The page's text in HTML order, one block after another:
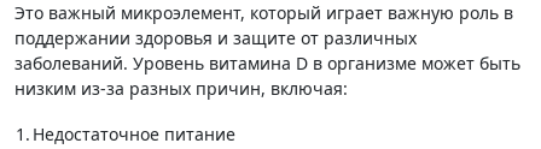
Это важный микроэлемент, который играет важную роль в
поддержании здоровья и защите от различных
заболеваний. Уровень витамина D в организме может быть
низким из-за разных причин, включая:
1. Недостаточное питание